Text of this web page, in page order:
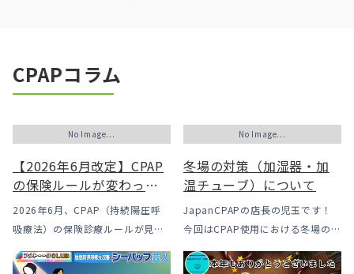
CPAPコラム
No Image...
【2026年6月改定】CPAP
の保険ルールが変わった
｜CPAPが使えなくなるか
も？変更のメリット・デ
う選択肢
2026年6月、CPAP（持続陽圧呼
吸療法）の保険診療ルールが見直
ルは下がった一方で、「続ける」
No Image...
冬場の対策（加湿器・加
温チューブ）について
JapanCPAPの店長の児玉です！
今回はCPAP使用における冬場のよ
露」についてのお話をさせて頂き